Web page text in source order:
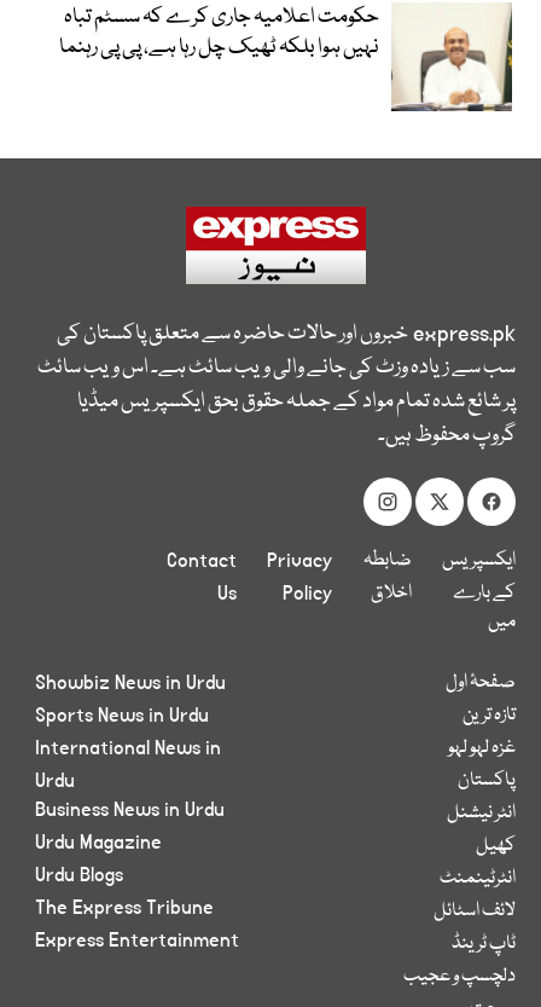
حکومت اعلامیہ جاری کرے کہ سسٹم تباہ
نہیں ہوا بلکہ ٹھیک چل رہا ہے، پی پی رہنما
express.pkخبروں اور حالات حاضرہ سے متعلق پاکستان کی
سب سے زیادہ وزٹ کی جانے والی ویب سائٹ ہے۔ اس ویب سائٹ
پر شائع شدہ تمام مواد کے جملہ حقوق بحق ایکسپریس میڈیا
گروپ محفوظ ہیں۔
ایکسپریس
کے بارے
میں
ضابطہ
اخلاق
Privacy
Policy
Contact
Us
صفحۂ اول
تازہ ترین
غزہ لہو لہو
پاکستان
انٹر نیشنل
کھیل
انٹرٹینمنٹ
لائف اسٹائل
ٹاپ ٹرینڈ
دلچسپ و عجیب
Showbiz News in Urdu
Sports News in Urdu
International News in
Urdu
Business News in Urdu
Urdu Magazine
Urdu Blogs
The Express Tribune
Express Entertainment